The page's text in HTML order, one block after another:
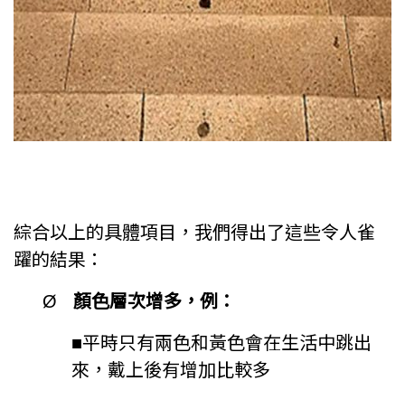
綜合以上的具體項目，我們得出了這些令人雀
躍的結果：
Ø 顏色層次增多，例：
■平時只有兩色和黃色會在生活中跳出
來，戴上後有增加比較多